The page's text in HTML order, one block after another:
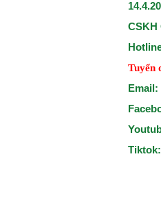
CSKH
Tuyển
Email: